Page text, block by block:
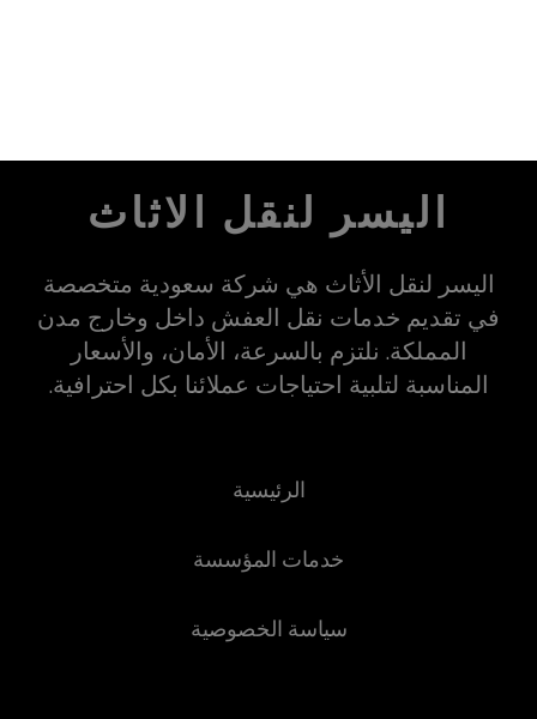
اليسر لنقل الاثاث
اليسر لنقل الأثاث هي شركة سعودية متخصصة
في تقديم خدمات نقل العفش داخل وخارج مدن
المملكة. نلتزم بالسرعة، الأمان، والأسعار
المناسبة لتلبية احتياجات عملائنا بكل احترافية.
الرئيسية
خدمات المؤسسة
سياسة الخصوصية